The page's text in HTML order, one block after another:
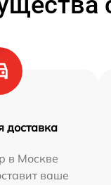
доставка
в Москве
ваше